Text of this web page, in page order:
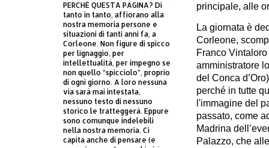
principale, alle
La giornata è
Corleone,
Franco
amministratore
del Conca d’Oro)
perché in tutte
l'immagine del
passato, come
Madrina
Palazzo, che
PERCHÈ QUESTA PAGINA? Di
tanto in tanto, affiorano alla
nostra memoria persone e
situazioni di tanti anni fa, a
Corleone. Non figure di spicco
per lignaggio, per
intellettualità, per impegno se
non quello “spicciolo”, proprio
di ogni giorno. A loro nessuna
via sarà mai intestata,
nessuno testo di nessuno
storico le tratteggerà. Eppure
sono comunque indelebili
nella nostra memoria. Ci
capita anche di pensare (e